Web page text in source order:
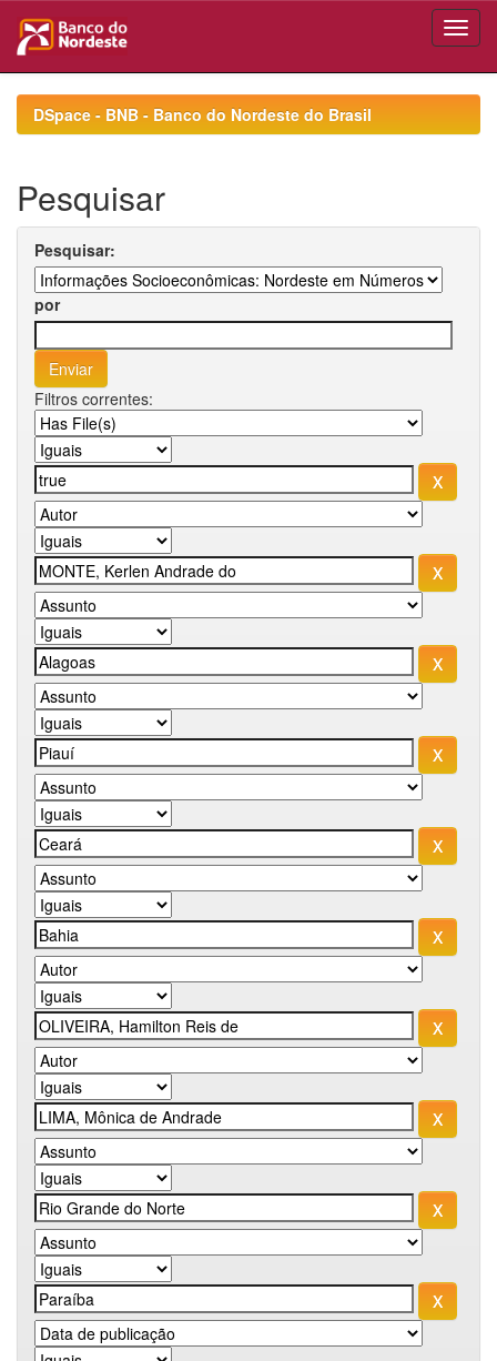
navigationDSpace - BNB - Banco do Nordeste do Brasil
Pesquisar
Pesquisar:
por
Filtros correntes: